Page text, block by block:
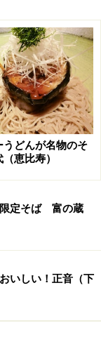
残りの半分は巻
をたっぷりと
ていた生地を逆
た手前半分に
て折目をつけ
りの打ち粉を
うどんが名物のそ
恵比寿）
限定そば 富の蔵
いしい！正音（下